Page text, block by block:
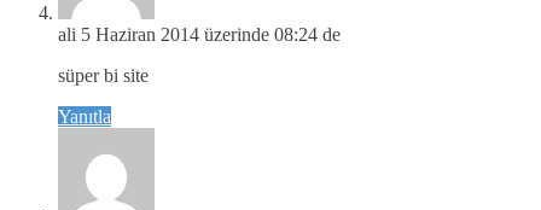
ali 5 Haziran 2014 üzerinde 08:24 de
süper bi site
Yanıtla